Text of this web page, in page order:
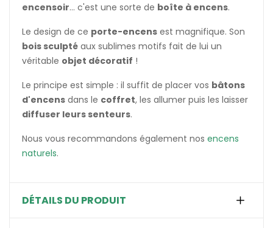
encensoir... c'est une sorte de boîte à encens.
Le design de ce porte-encens est magnifique. Son
bois sculpté aux sublimes motifs fait de lui un
véritable objet décoratif !
Le principe est simple : il suffit de placer vos bâtons
d'encens dans le coffret, les allumer puis les laisser
diffuser leurs senteurs.
Nous vous recommandons également nos encens
naturels.
DÉTAILS DU PRODUIT